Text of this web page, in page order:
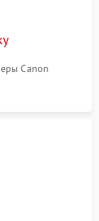
Подробнее →
Canon